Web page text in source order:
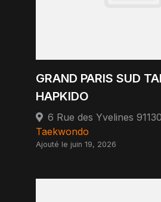
GRAND PARIS SUD
HAPKIDO
6 Rue des Yvelines
Taekwondo
Ajouté le juin 19, 2026